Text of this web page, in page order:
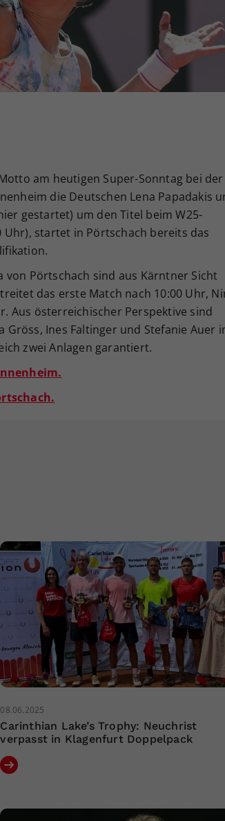
am heutigen Super-Sonntag bei der
die Deutschen Lena Papadakis
gestartet) um den Titel beim W25-
startet in Pörtschach bereits das
von Pörtschach sind aus Kärntner Sicht
das erste Match nach 10:00 Uhr,
Aus österreichischer Perspektive sind
Ines Faltinger und Stefanie Auer
zwei Anlagen garantiert.
08.06.2025
Carinthian Lake’s Trophy: Neuchrist
verpasst in Klagenfurt Doppelpack
Ihrer vorgenommen Einstellungen, falls der
Webseiten-Betreiber dies eingestellt hat.